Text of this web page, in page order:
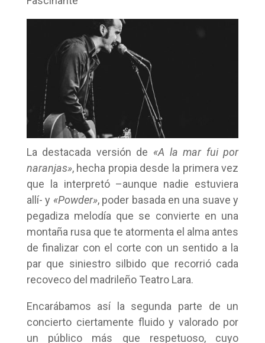
La destacada versión de «A la mar fui por
naranjas», hecha propia desde la primera vez
que la interpretó –aunque nadie estuviera
allí- y «Powder», poder basada en una suave y
pegadiza melodía que se convierte en una
montaña rusa que te atormenta el alma antes
de finalizar con el corte con un sentido a la
par que siniestro silbido que recorrió cada
recoveco del madrileño Teatro Lara.
Encarábamos así la segunda parte de un
concierto ciertamente fluido y valorado por
un público más que respetuoso, cuyo